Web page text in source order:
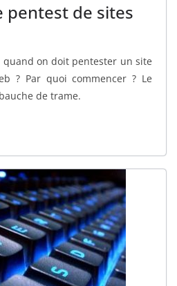
pentest de sites
quand on doit pentester un site
? Par quoi commencer ? Le
de trame.